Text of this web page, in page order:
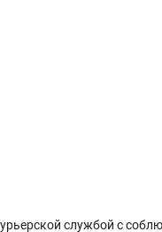
службой с